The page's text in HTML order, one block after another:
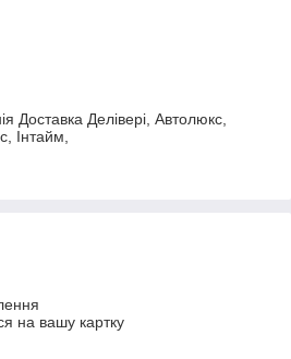
Доставка Делівері, Автолюкс,
Інтайм,
на вашу картку